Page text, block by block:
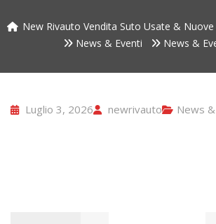
New Rivauto Vendita Suto Usate &
News & Eventi
News &
Luglio 3, 2026 newrivauto News